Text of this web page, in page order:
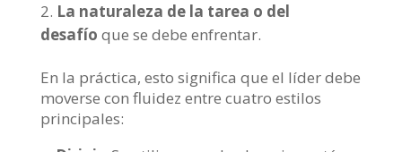
La naturaleza de la tarea o del
desafío que se debe enfrentar.
En la práctica, esto significa que el líder debe
moverse con fluidez entre cuatro estilos
principales: